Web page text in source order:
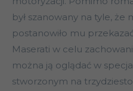
był szanowany na tyle, że
postanowiło mu
Maserati w celu
można ją oglądać w
stworzonym na